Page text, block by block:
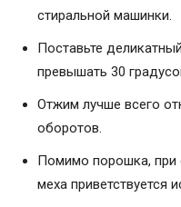
стиральной машинки.
Поставьте
превышать 30
Отжим лучше всего
оборотов.
Помимо порошка, при
меха приветствуется